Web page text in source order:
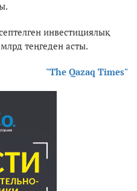
инвестициялық
теңгеден асты.
"The Qazaq Times"